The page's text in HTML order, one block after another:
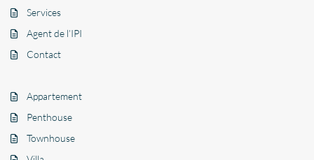
Services
Agent de l’IPI
Contact
Appartement
Penthouse
Townhouse